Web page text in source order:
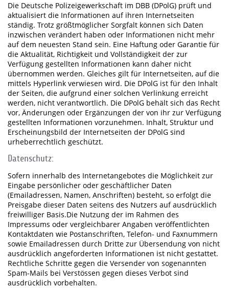
Die Deutsche Polizeigewerkschaft im DBB (DPolG) prüft und
aktualisiert die Informationen auf ihren Internetseiten
ständig. Trotz größtmöglicher Sorgfalt können sich Daten
inzwischen verändert haben oder Informationen nicht mehr
auf dem neuesten Stand sein. Eine Haftung oder Garantie für
die Aktualität, Richtigkeit und Vollständigkeit der zur
Verfügung gestellten Informationen kann daher nicht
übernommen werden. Gleiches gilt für Internetseiten, auf die
mittels Hyperlink verwiesen wird. Die DPolG ist für den Inhalt
der Seiten, die aufgrund einer solchen Verlinkung erreicht
werden, nicht verantwortlich. Die DPolG behält sich das Recht
vor, Änderungen oder Ergänzungen der von ihr zur Verfügung
gestellten Informationen vorzunehmen. Inhalt, Struktur und
Erscheinungsbild der Internetseiten der DPolG sind
urheberrechtlich geschützt.
Datenschutz:
Sofern innerhalb des Internetangebotes die Möglichkeit zur
Eingabe persönlicher oder geschäftlicher Daten
(Emailadressen, Namen, Anschriften) besteht, so erfolgt die
Preisgabe dieser Daten seitens des Nutzers auf ausdrücklich
freiwilliger Basis.Die Nutzung der im Rahmen des
Impressums oder vergleichbarer Angaben veröffentlichten
Kontaktdaten wie Postanschriften, Telefon- und Faxnummern
sowie Emailadressen durch Dritte zur Übersendung von nicht
ausdrücklich angeforderten Informationen ist nicht gestattet.
Rechtliche Schritte gegen die Versender von sogenannten
Spam-Mails bei Verstössen gegen dieses Verbot sind
ausdrücklich vorbehalten.